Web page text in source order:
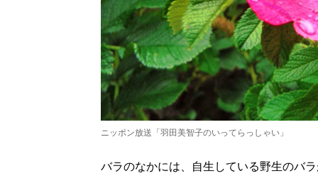
ニッポン放送「羽田美智子のいってらっしゃい」
バラのなかには、自生している野生のバ